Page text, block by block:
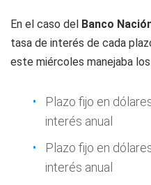
En el caso del Banco
tasa de interés de cada
este miércoles manejaba
Plazo fijo en
interés anual
Plazo fijo en
interés anual